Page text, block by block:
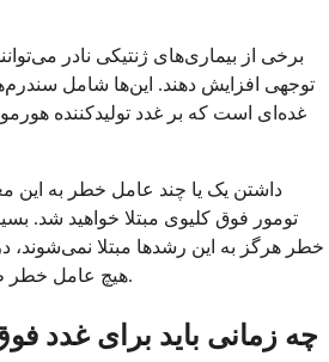
برخی از بیماری‌های ژنتیکی نادر
توجهی افزایش دهند. این‌ها شامل
غده‌ای است که بر غدد تولیدکننده
داشتن یک یا چند عامل خطر به این
تومور فوق کلیوی مبتلا خواهید شد.
خطر هرگز به این رشدها مبتلا نمی‌شوند،
هیچ عامل خطر ظاهری به آن مبتلا می‌شوند.
چه زمانی باید برای غدد